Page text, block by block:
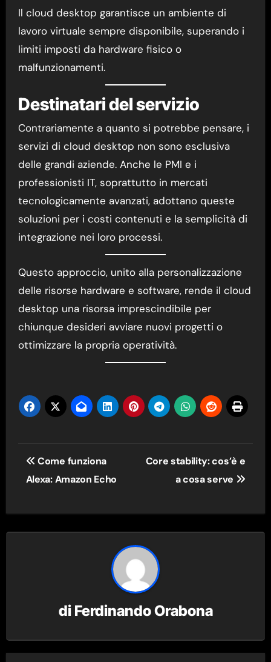
Il cloud desktop garantisce un ambiente di
lavoro virtuale sempre disponibile, superando i
limiti imposti da hardware fisico o
malfunzionamenti.
Destinatari del servizio
Contrariamente a quanto si potrebbe pensare, i
servizi di cloud desktop non sono esclusiva
delle grandi aziende. Anche le PMI e i
professionisti IT, soprattutto in mercati
tecnologicamente avanzati, adottano queste
soluzioni per i costi contenuti e la semplicità di
integrazione nei loro processi.
Questo approccio, unito alla personalizzazione
delle risorse hardware e software, rende il cloud
desktop una risorsa imprescindibile per
chiunque desideri avviare nuovi progetti o
ottimizzare la propria operatività.
Navigazione
articoli
Come funziona
Alexa: Amazon Echo
Core stability: cos’è e
a cosa serve
di Ferdinando Orabona